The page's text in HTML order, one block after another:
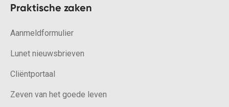
Praktische zaken
Aanmeldformulier
Lunet nieuwsbrieven
Cliëntportaal
Zeven van het goede leven